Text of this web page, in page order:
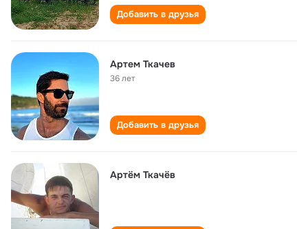
Добавить в друзья
Артем Ткачев
36 лет
Добавить в друзья
Артём Ткачёв